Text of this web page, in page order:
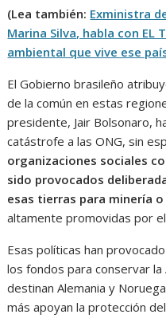
(Lea también: Exministra
Marina Silva, habla con EL
ambiental que vive ese
El Gobierno brasileño
de la común en estas
presidente, Jair Bolsonaro,
catástrofe a las ONG, sin
organizaciones sociales
sido provocados
esas tierras para minería
altamente promovidas por
Esas políticas han
los fondos para conservar la
destinan Alemania y
más apoyan la protección